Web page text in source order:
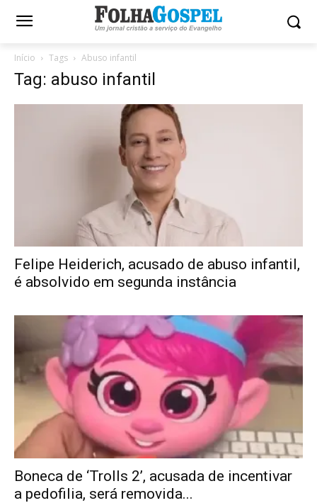
Início Tags Abuso infantil
Tag: abuso infantil
Felipe Heiderich, acusado de abuso infantil,
é absolvido em segunda instância
Boneca de ‘Trolls 2’, acusada de incentivar
a pedofilia, será removida...